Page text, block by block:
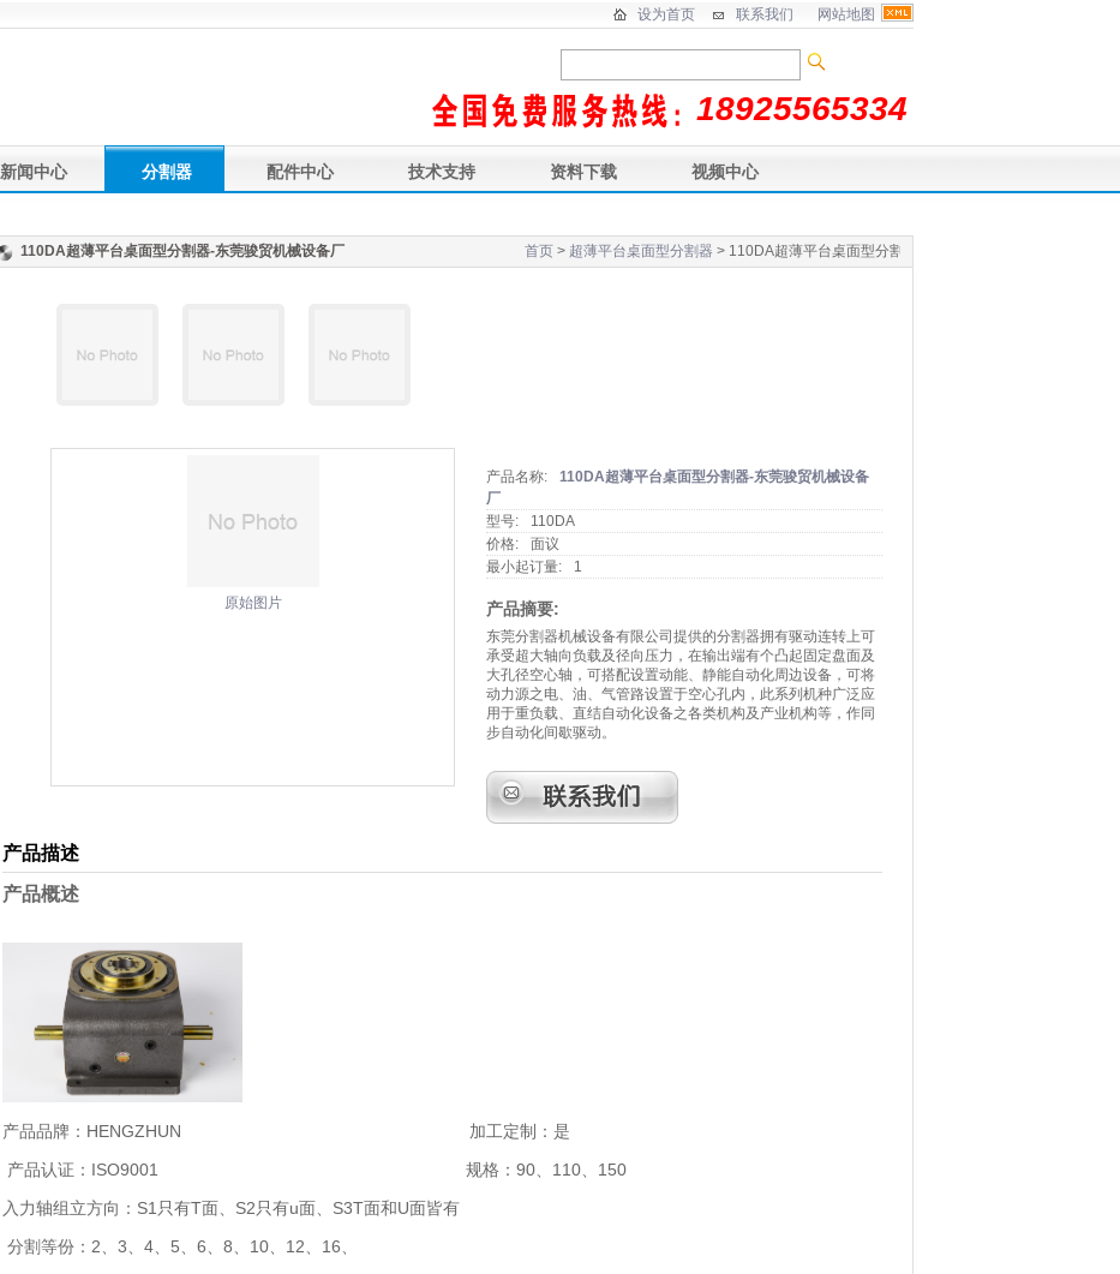
网站地图
联系我们
设为首页
18925565334
新闻中心 分割器 配件中心 技术支持 资料下载 视频中心
友情链接
110DA超薄平台桌面型分割器-东莞骏贸机械设备厂 首页> 超薄平台桌面型分割器 > 110DA超薄平台桌面型分割器-东莞骏贸机械设备厂
原始图片
产品名称:
110DA超薄平台桌面型分割器-东莞骏贸机械设备
厂
型号:
110DA
价格:
面议
最小起订量:
1
产品摘要:
东莞分割器机械设备有限公司提供的分割器拥有驱动连转上可
承受超大轴向负载及径向压力，在输出端有个凸起固定盘面及
大孔径空心轴，可搭配设置动能、静能自动化周边设备，可将
动力源之电、油、气管路设置于空心孔内，此系列机种广泛应
用于重负载、直结自动化设备之各类机构及产业机构等，作同
步自动化间歇驱动。
产品描述
产品概述
产品品牌：HENGZHUN 加工定制：是
产品认证：ISO9001 规格：90、110、150
入力轴组立方向：S1只有T面、S2只有u面、S3T面和U面皆有
分割等份：2、3、4、5、6、8、10、12、16、